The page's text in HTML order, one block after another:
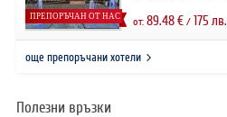
ПРЕПОРЪЧАН ОТ НАС от: 89.48€/ 175 лв.
още препоръчани хотели
Полезни връзки